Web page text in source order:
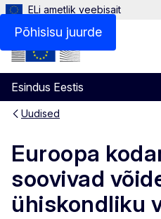
Põhisisu juurde
ELi ametlik veebisait
Esindus Eestis
Menu
Uudised
Euroopa
soovivad
ühiskondliku